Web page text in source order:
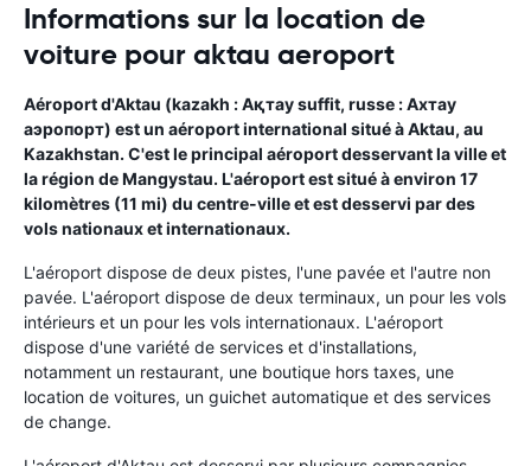
Informations sur la location de
voiture pour aktau aeroport
Aéroport d'Aktau (kazakh : Ақтау suffit, russe : Ахтау
аэропорт) est un aéroport international situé à Aktau, au
Kazakhstan. C'est le principal aéroport desservant la ville et
la région de Mangystau. L'aéroport est situé à environ 17
kilomètres (11 mi) du centre-ville et est desservi par des
vols nationaux et internationaux.
L'aéroport dispose de deux pistes, l'une pavée et l'autre non
pavée. L'aéroport dispose de deux terminaux, un pour les vols
intérieurs et un pour les vols internationaux. L'aéroport
dispose d'une variété de services et d'installations,
notamment un restaurant, une boutique hors taxes, une
location de voitures, un guichet automatique et des services
de change.